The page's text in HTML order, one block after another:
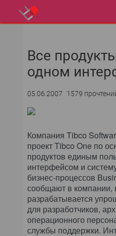
Все
одном
05.06.2007 1579
Компания Tibco
проект Tibco One по
продуктов единым
интерфейсом и
бизнес-процессов
сообщают в компании,
разрабатывается
для разработчиков,
операционного
службы поддержки.